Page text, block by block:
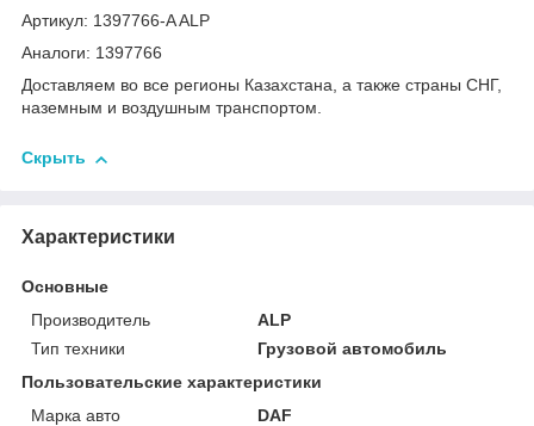
Артикул: 1397766-A ALP
Аналоги: 1397766
Доставляем во все регионы Казахстана, а также страны СНГ,
наземным и воздушным транспортом.
Скрыть
Характеристики
Основные
Производитель
ALP
Тип техники
Грузовой автомобиль
Пользовательские характеристики
Марка авто
DAF